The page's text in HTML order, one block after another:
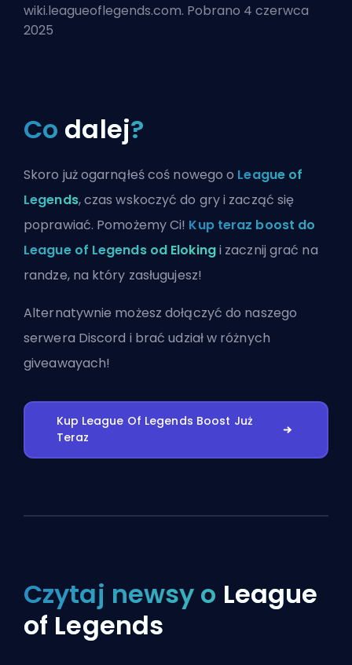
wiki.leagueoflegends.com. Pobrano 4 czerwca
2025
Co dalej?
Skoro już ogarnąłeś coś nowego o League of
Legends, czas wskoczyć do gry i zacząć się
poprawiać. Pomożemy Ci! Kup teraz boost do
League of Legends od Elokingi zacznij grać na
randze, na który zasługujesz!
Alternatywnie możeszdołączyć do naszego
serwera Discord i brać udział w różnych
giveawayach!
Kup League Of Legends Boost Już
Teraz
Czytaj newsy o League
of Legends